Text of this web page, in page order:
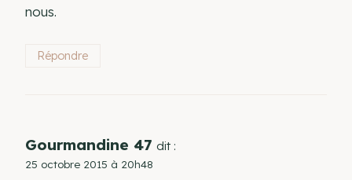
nous.
Répondre
Gourmandine 47 dit :
25 octobre 2015 à 20h48